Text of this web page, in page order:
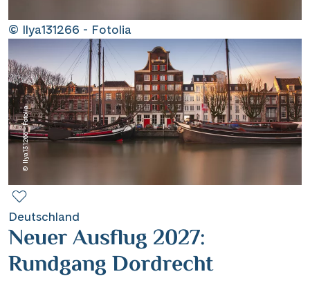
Mentions légales
Contact professionnel
Hotline +41 71 552 40 30CH|DE
© Ilya131266 - Fotolia
© Ilya131266 - Fotolia
Deutschland
Neuer Ausflug 2027:
Rundgang Dordrecht